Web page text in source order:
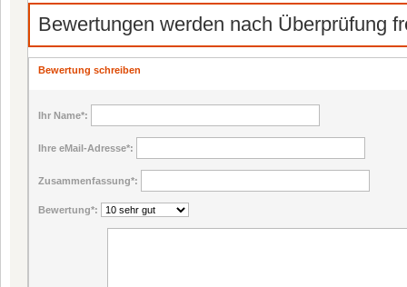
Bewertungen werden nach Überprüfung
Bewertung schreiben
Ihr Name*:
Ihre eMail-Adresse*:
Zusammenfassung*:
Bewertung*: